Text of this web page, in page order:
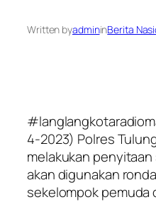
Written byadmininBerita
4-2023) Polres
melakukan
akan digunakan
sekelompok pemuda